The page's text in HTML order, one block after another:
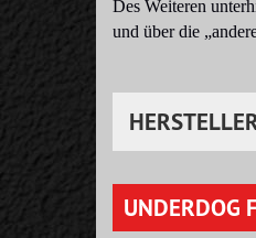
Des Weiteren
und über die
UNDERDOG